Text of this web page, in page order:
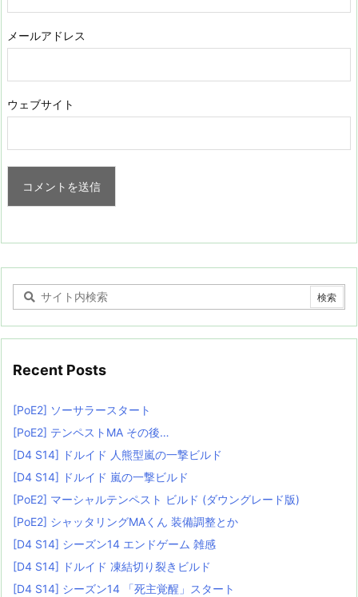
メールアドレス
ウェブサイト
Recent Posts
[PoE2] ソーサラースタート
[PoE2] テンペストMA その後…
[D4 S14] ドルイド 人熊型嵐の一撃ビルド
[D4 S14] ドルイド 嵐の一撃ビルド
[PoE2] マーシャルテンペスト ビルド (ダウングレード版)
[PoE2] シャッタリングMAくん 装備調整とか
[D4 S14] シーズン14 エンドゲーム 雑感
[D4 S14] ドルイド 凍結切り裂きビルド
[D4 S14] シーズン14 「死主覚醒」スタート